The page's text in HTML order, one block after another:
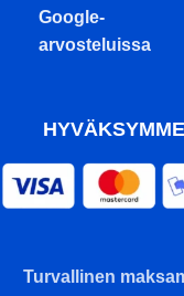
Google-
arvosteluissa
Turvallinen